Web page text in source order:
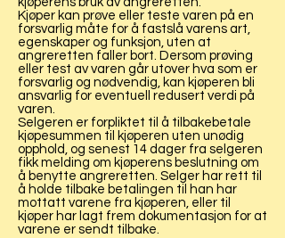
Kjøper kan prøve eller teste varen på en
forsvarlig måte for å fastslå varens art,
egenskaper og funksjon, uten at
angreretten faller bort. Dersom prøving
eller test av varen går utover hva som er
forsvarlig og nødvendig, kan kjøperen bli
ansvarlig for eventuell redusert verdi på
varen.
Selgeren er forpliktet til å tilbakebetale
kjøpesummen til kjøperen uten unødig
opphold, og senest 14 dager fra selgeren
fikk melding om kjøperens beslutning om
å benytte angreretten. Selger har rett til
å holde tilbake betalingen til han har
mottatt varene fra kjøperen, eller til
kjøper har lagt frem dokumentasjon for at
varene er sendt tilbake.